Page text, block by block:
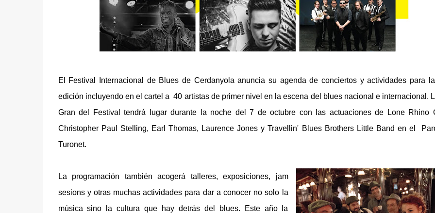
El Festival Internacional de Blues de Cerdanyola anuncia su agenda de conciertos y actividades para
edición incluyendo en el cartel a 40 artistas de primer nivel en la escena del blues nacional e internacional.
Gran del Festival tendrá lugar durante la noche del 7 de octubre con las actuaciones de Lone Rhino
Christopher Paul Stelling, Earl Thomas, Laurence Jones y Travellin' Blues Brothers Little Band en el
Turonet.
La programación también acogerá talleres, exposiciones, jam
sesions y otras muchas actividades para dar a conocer no solo la
música sino la cultura que hay detrás del blues. Este año la